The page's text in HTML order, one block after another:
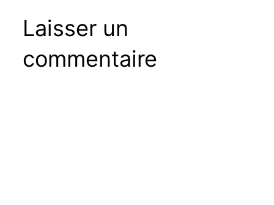
Laisser un
commentaire